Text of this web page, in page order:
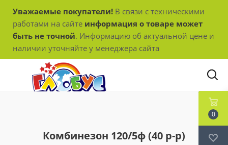
Уважаемые покупатели! В связи с техническими
работами на сайте информация о товаре может
быть не точной. Информацию об актуальной цене и
наличии уточняйте у менеджера сайта
Комбинезон 120/5ф (40 р-р)
0